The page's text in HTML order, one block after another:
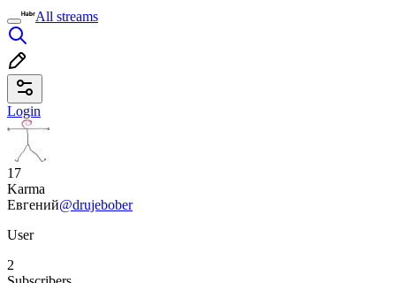
All streams
Login
17
Karma
Евгений@drujebober
User
2